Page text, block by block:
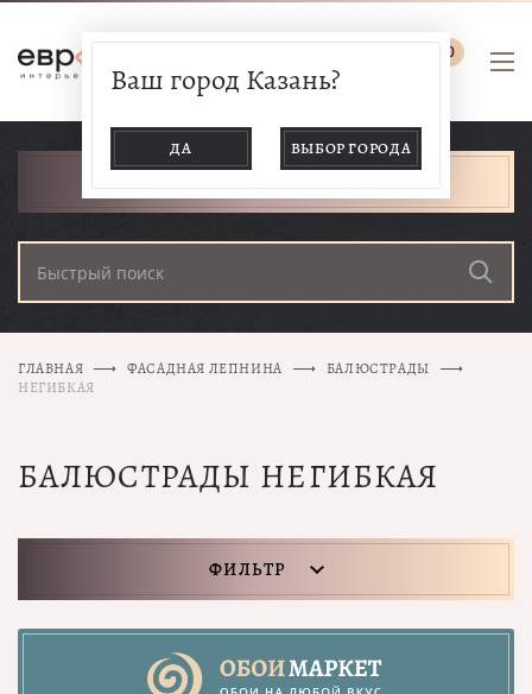
0
Ваш город Казань?
ДА ВЫБОР ГОРОДА
ГЛАВНАЯ ФАСАДНАЯ ЛЕПНИНА
БАЛЮСТРАДЫ
НЕГИБКАЯ
БАЛЮСТРАДЫ НЕГИБКАЯ
ФИЛЬТР